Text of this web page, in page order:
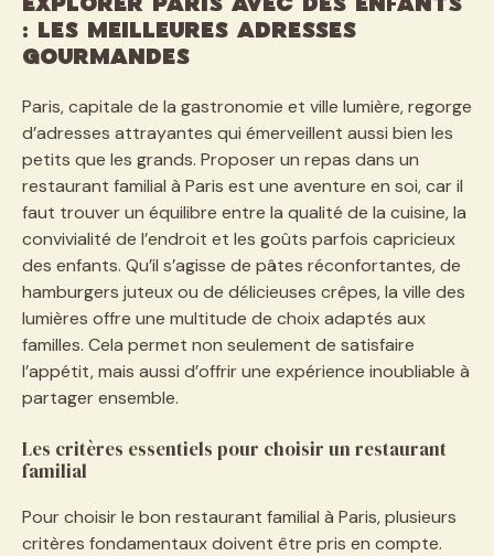
Explorer Paris avec des enfants
: les meilleures adresses
gourmandes
Paris, capitale de la gastronomie et ville lumière, regorge
d’adresses attrayantes qui émerveillent aussi bien les
petits que les grands. Proposer un repas dans un
restaurant familial à Paris est une aventure en soi, car il
faut trouver un équilibre entre la qualité de la cuisine, la
convivialité de l’endroit et les goûts parfois capricieux
des enfants. Qu’il s’agisse de pâtes réconfortantes, de
hamburgers juteux ou de délicieuses crêpes, la ville des
lumières offre une multitude de choix adaptés aux
familles. Cela permet non seulement de satisfaire
l’appétit, mais aussi d’offrir une expérience inoubliable à
partager ensemble.
Les critères essentiels pour choisir un restaurant
familial
Pour choisir le bon restaurant familial à Paris, plusieurs
critères fondamentaux doivent être pris en compte.